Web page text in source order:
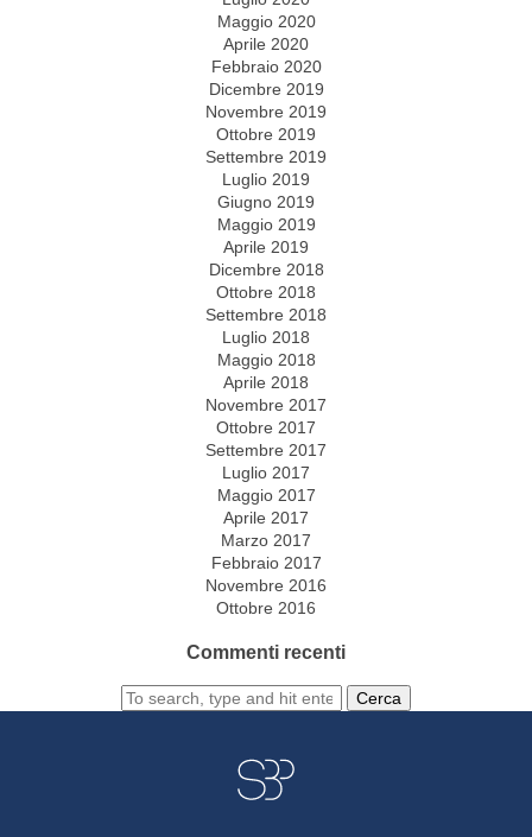
Maggio 2020
Aprile 2020
Febbraio 2020
Dicembre 2019
Novembre 2019
Ottobre 2019
Settembre 2019
Luglio 2019
Giugno 2019
Maggio 2019
Aprile 2019
Dicembre 2018
Ottobre 2018
Settembre 2018
Luglio 2018
Maggio 2018
Aprile 2018
Novembre 2017
Ottobre 2017
Settembre 2017
Luglio 2017
Maggio 2017
Aprile 2017
Marzo 2017
Febbraio 2017
Novembre 2016
Ottobre 2016
Commenti recenti
Cerca